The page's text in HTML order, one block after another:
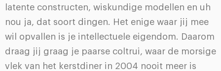
latente constructen, wiskundige modellen en uh
nou ja, dat soort dingen. Het enige waar jij mee
wil opvallen is je intellectuele eigendom. Daarom
draag jij graag je paarse coltrui, waar de morsige
vlek van het kerstdiner in 2004 nooit meer is